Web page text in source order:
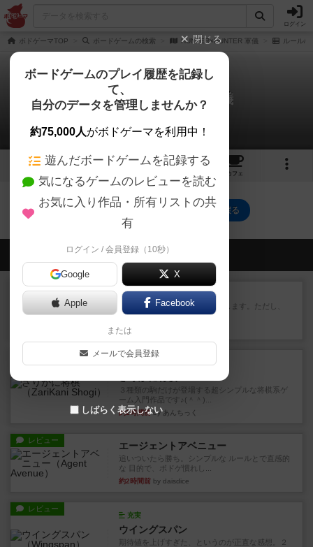
ログイン
ボドゲーマTOP ボードゲームの検索 HUNTER×HUNTER 軍儀 ルール/
HUNTER×HUNTER 軍儀
0件のルール/インスト
1 3 4
カフェ
HUNTER×HUNTER 軍儀のトップに戻る
会員の新しい投稿
レビュー ふたつの街の物語
タイルを4×4で並べて街づくりします。ただし、
街は各プレイヤーの間にあ...
約2時間前
ルール/インスト
３種類の駒だけが登場する超シンプルな将棋系ゲ
ーム入門作品です♪(＾＾)...
約2時間前by あんちっく
レビュー エージェントアベニュー
追いついたら勝ち。シンプルな ルールとで直感的
な 目的で、ボドゲ慣れし...
約2時間前 by daisdice
レビュー
充実
ウイングスパン
期待値を上げすぎた、というのが正直な感想。２
閉じる
ボードゲームのプレイ履歴を記録し
て、
自分のデータを管理しませんか？
約75,000人がボドゲーマを利用中！
遊んだボードゲームを記録する
気になるゲームのレビューを読む
お気に入り作品・所有リストの共
有
ログイン / 会員登録（10秒）
Google X
Apple Facebook
または
メールで会員登録
しばらく表示しない